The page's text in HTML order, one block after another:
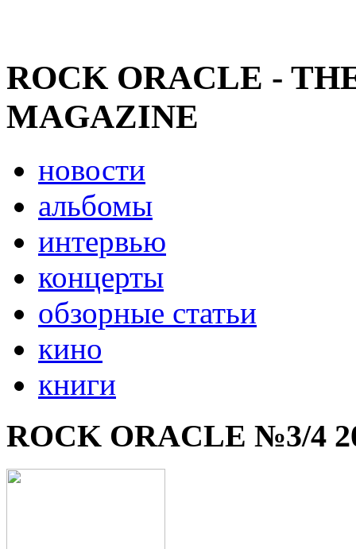
ROCK ORACLE -
MAGAZINE
новости
альбомы
интервью
концерты
обзорные статьи
кино
книги
ROCK ORACLE №3/4